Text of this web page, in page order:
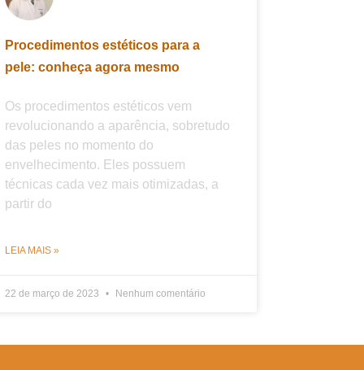
Procedimentos estéticos para a
pele: conheça agora mesmo
Os procedimentos estéticos vem
revolucionando a aparência, sobretudo
das peles no momento do
envelhecimento. Eles possuem
técnicas cada vez mais otimizadas, a
partir do
LEIA MAIS »
22 de março de 2023 Nenhum comentário